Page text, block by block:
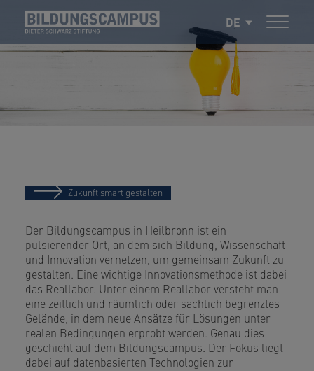
DE
Zukunft smart gestalten
Der Bildungscampus in Heilbronn ist ein
pulsierender Ort, an dem sich Bildung, Wissenschaft
und Innovation vernetzen, um gemeinsam Zukunft zu
gestalten. Eine wichtige Innovationsmethode ist dabei
das Reallabor. Unter einem Reallabor versteht man
eine zeitlich und räumlich oder sachlich begrenztes
Gelände, in dem neue Ansätze für Lösungen unter
realen Bedingungen erprobt werden. Genau dies
geschieht auf dem Bildungscampus. Der Fokus liegt
dabei auf datenbasierten Technologien zur